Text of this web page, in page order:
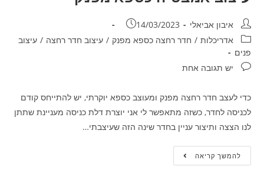
איבון אביאלי
14/03/2023
אדריכלות / חדר רחצה כספא מפנק / עיצוב חדר רחצה / עיצוב
פנים
יש תגובה אחת
כדי לעצב חדר רחצה מפנק ומעוצב כספא יוקרתי, יש להתייחס קודם
לכניסה לחדר, כשזה מתאפשר לי אני יוצרת דלת כניסה מעניינת שתתן
לנו הצצה ותיצור עניין בחדר שינה הזה שעיצבתי…
להמשך קריאה